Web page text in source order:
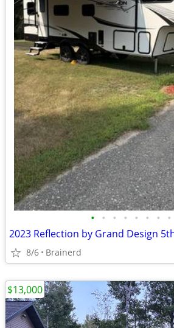
• • • • • • • •
2023 Reflection by Grand Design
8/6 Brainerd
$13,000